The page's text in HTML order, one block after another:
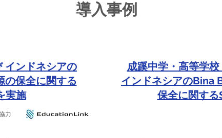
導入事例
インドネシアの
の保全に関する
実施
力
成蹊中学・高等学
インドネシアのBina
保全に関する